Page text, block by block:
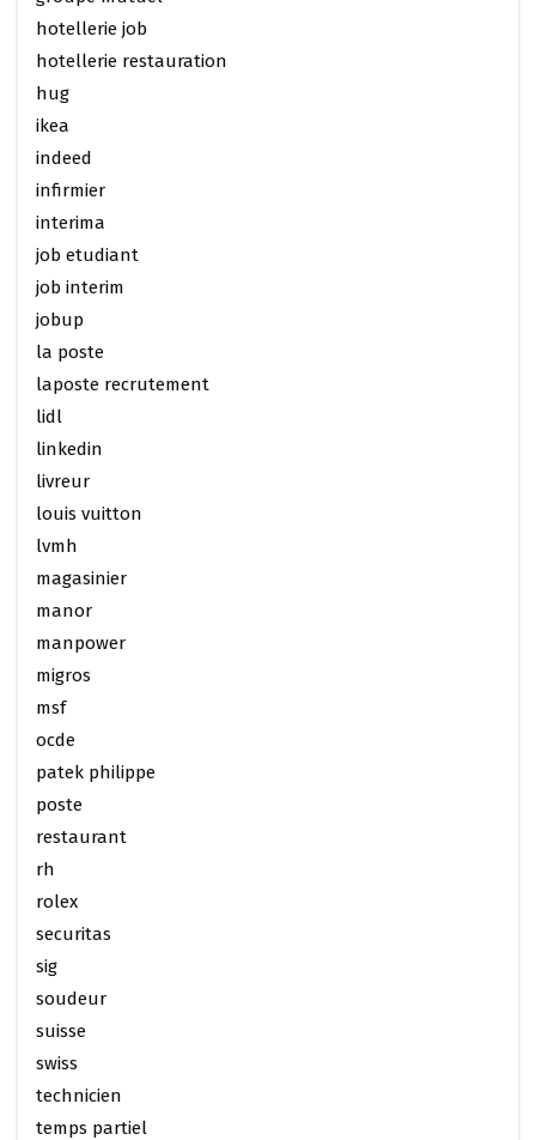
hotellerie job
hotellerie restauration
hug
ikea
indeed
infirmier
interima
job etudiant
job interim
jobup
la poste
laposte recrutement
lidl
linkedin
livreur
louis vuitton
lvmh
magasinier
manor
manpower
migros
msf
ocde
patek philippe
poste
restaurant
rh
rolex
securitas
sig
soudeur
suisse
swiss
technicien
temps partiel